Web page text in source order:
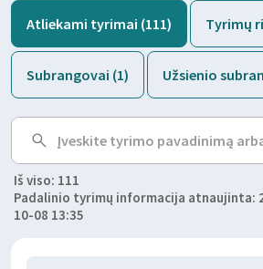
Atliekami tyrimai (111) Tyrimų
Subrangovai (1) Užsienio
Iš viso: 111
Padalinio tyrimų informacija atnaujinta:
10-08 13:35